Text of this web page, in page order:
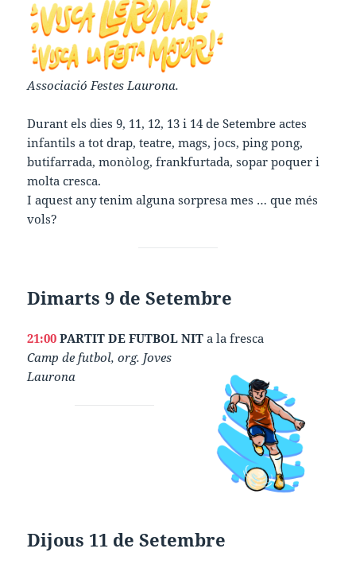
Associació Festes Laurona.
Durant els dies 9, 11, 12, 13 i 14 de Setembre actes
infantils a tot drap, teatre, mags, jocs, ping pong,
butifarrada, monòlog, frankfurtada, sopar poquer i
molta cresca.
I aquest any tenim alguna sorpresa mes … que més
vols?
Dimarts 9 de Setembre
21:00 PARTIT DE FUTBOL NIT a la fresca
Camp de futbol, org. Joves
Laurona
Dijous 11 de Setembre